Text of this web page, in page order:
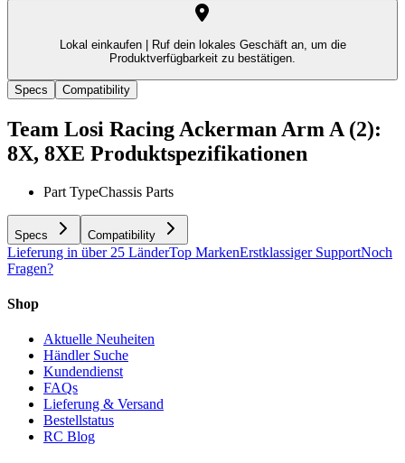
Lokal einkaufen |
Ruf dein lokales Geschäft an, um die
Produktverfügbarkeit zu bestätigen.
Specs Compatibility
Team Losi Racing Ackerman Arm A (2):
8X, 8XE Produktspezifikationen
Part TypeChassis Parts
Specs Compatibility
Lieferung in über 25 LänderTop MarkenErstklassiger SupportNoch
Fragen?
Shop
Aktuelle Neuheiten
Händler Suche
Kundendienst
FAQs
Lieferung & Versand
Bestellstatus
RC Blog